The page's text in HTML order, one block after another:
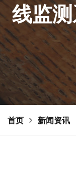
线监
首页 新闻资讯